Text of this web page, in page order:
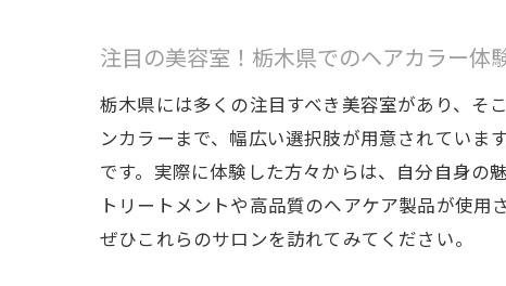
注目の美容室！栃木県でのヘアカラー体
栃木県には多くの注目すべき美容室があり、そ
ンカラーまで、幅広い選択肢が用意されてい
です。実際に体験した方々からは、自分自身の
トリートメントや高品質のヘアケア製品が使用
ぜひこれらのサロンを訪れてみてください。